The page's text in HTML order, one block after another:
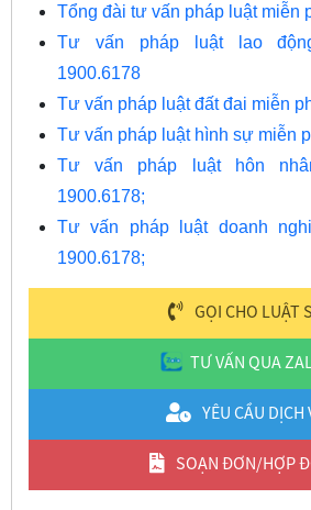
Tổng đài tư vấn pháp luật miễn
Tư vấn pháp luật lao
1900.6178
Tư vấn pháp luật đất đai miễn
Tư vấn pháp luật hình sự miễn
Tư vấn pháp luật hôn
1900.6178;
Tư vấn pháp luật doanh
1900.6178;
GỌI CHO LUẬT
TƯ VẤN QUA
YÊU CẦU DỊCH
SOẠN ĐƠN/HỢP